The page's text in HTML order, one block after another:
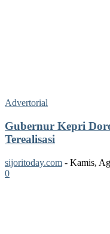
Advertorial
Gubernur Kepri
Terealisasi
sijoritoday.com - Kamis,
0